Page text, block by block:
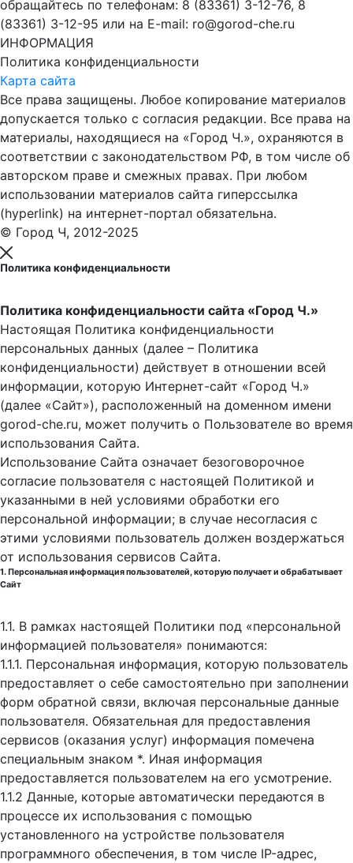
обращайтесь по телефонам: 8 (83361) 3-12-76, 8
(83361) 3-12-95 или на E-mail: ro@gorod-che.ru
ИНФОРМАЦИЯ
Политика конфиденциальности
Карта сайта
Все права защищены. Любое копирование материалов
допускается только с согласия редакции. Все права на
материалы, находящиеся на «Город Ч.», охраняются в
соответствии с законодательством РФ, в том числе об
авторском праве и смежных правах. При любом
использовании материалов сайта гиперссылка
(hyperlink) на интернет-портал обязательна.
© Город Ч, 2012-2025
Политика конфиденциальности
Политика конфиденциальности сайта «Город Ч.»
Настоящая Политика конфиденциальности
персональных данных (далее – Политика
конфиденциальности) действует в отношении всей
информации, которую Интернет-сайт «Город Ч.»
(далее «Сайт»), расположенный на доменном имени
gorod-che.ru, может получить о Пользователе во время
использования Cайта.
Использование Сайта означает безоговорочное
согласие пользователя с настоящей Политикой и
указанными в ней условиями обработки его
персональной информации; в случае несогласия с
этими условиями пользователь должен воздержаться
от использования сервисов Сайта.
1. Персональная информация пользователей, которую получает и обрабатывает
Сайт
1.1. В рамках настоящей Политики под «персональной
информацией пользователя» понимаются:
1.1.1. Персональная информация, которую пользователь
предоставляет о себе самостоятельно при заполнении
форм обратной связи, включая персональные данные
пользователя. Обязательная для предоставления
сервисов (оказания услуг) информация помечена
специальным знаком *. Иная информация
предоставляется пользователем на его усмотрение.
1.1.2 Данные, которые автоматически передаются в
процессе их использования с помощью
установленного на устройстве пользователя
программного обеспечения, в том числе IP-адрес,